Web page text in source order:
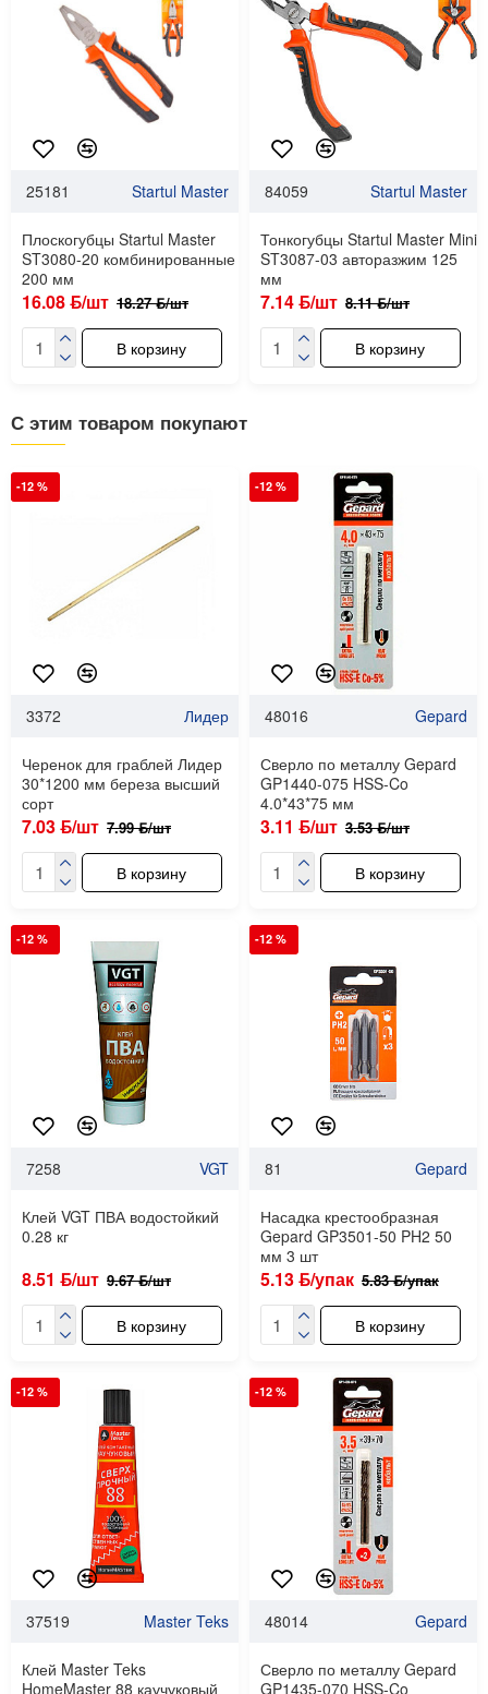
25181 Startul Master
Плоскогубцы Startul Master
ST3080-20 комбинированные
200 мм
16.08 ƃ/шт 18.27 ƃ/шт
В корзину
84059 Startul Master
Тонкогубцы Startul Master Mini
ST3087-03 авторазжим 125
мм
7.14 ƃ/шт 8.11 ƃ/шт
В корзину
С этим товаром покупают
-12 %
3372 Лидер
Черенок для граблей Лидер
30*1200 мм береза высший
сорт
7.03 ƃ/шт 7.99 ƃ/шт
В корзину
-12 %
48016 Gepard
Сверло по металлу Gepard
GP1440-075 HSS-Co
4.0*43*75 мм
3.11 ƃ/шт 3.53 ƃ/шт
В корзину
-12 %
7258 VGT
Клей VGT ПВА водостойкий
0.28 кг
8.51 ƃ/шт 9.67 ƃ/шт
В корзину
-12 %
81 Gepard
Насадка крестообразная
Gepard GP3501-50 PH2 50
мм 3 шт
5.13 ƃ/упак 5.83 ƃ/упак
В корзину
-12 %
37519 Master Teks
Клей Master Teks
HomeMaster 88 каучуковый
-12 %
48014 Gepard
Сверло по металлу Gepard
GP1435-070 HSS-Co